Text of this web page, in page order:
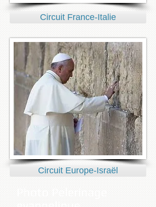
Circuit France-Italie
Circuit Europe-Israël